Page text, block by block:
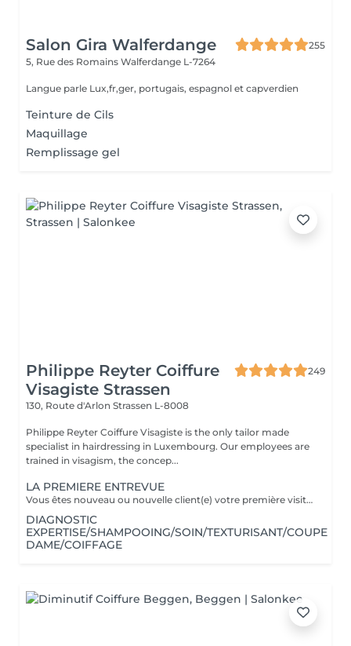
Salon Gira Walferdange
255
5, Rue des Romains Walferdange L-7264
Langue parle Lux,fr,ger, portugais, espagnol et capverdien
Teinture de Cils
Maquillage
Remplissage gel
Philippe Reyter Coiffure
Visagiste Strassen
249
130, Route d'Arlon Strassen L-8008
Philippe Reyter Coiffure Visagiste is the only tailor made
specialist in hairdressing in Luxembourg. Our employees are
trained in visagism, the concep...
LA PREMIERE ENTREVUE
Vous êtes nouveau ou nouvelle client(e) votre première visite est une Entrevue. (Temps 30 minutes) Cette entrevue ne comprend aucun service de réalisation, il y aura des tests de styles, de communications et du conseils. Nous apprenons à vous connaitre et nous vous conseillons sur tous vos souhaits, afin de préparer notre premier rendez-vous. Cette Entrevue, nous permettra d'avoir une approche afin de comprendre en détail vos désirs et vos envies pour votre futur coupe ou couleur. Nous élaborons ensemble nos différentes méthodes de travail autour d'un thé ou un café pour vous proposer les services adaptés en vous indiquant un devis complet afin de fixer le prochain rendez-vous pour la réalisation.
DIAGNOSTIC
EXPERTISE/SHAMPOOING/SOIN/TEXTURISANT/COUPE
DAME/COIFFAGE